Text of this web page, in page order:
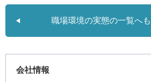
職場環境の実態の一覧へ
会社情報